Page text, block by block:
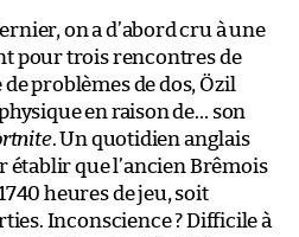
on a d’abord cru à une
pour trois rencontres de
problèmes de dos, Özil
en raison de… son
. Un quotidien anglais
établir que l’ancien Brêmois
heures de jeu, soit
Inconscience ? Difficile à